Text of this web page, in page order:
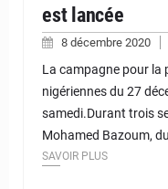
est lancée
8 décembre 2020
La campagne pour la
nigériennes du 27
samedi.Durant trois
Mohamed Bazoum,
SAVOIR PLUS